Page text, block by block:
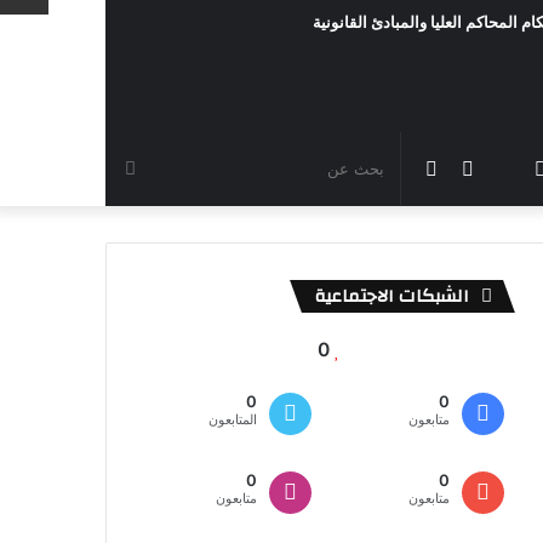
المحاكم العليا والمبادئ القانونية
عن
الوضع
المظلم
مقال
عشوائي
سناب
شات
الشبكات الاجتماعية
0
0
متابعون
0
المتابعون
0
متابعون
0
متابعون